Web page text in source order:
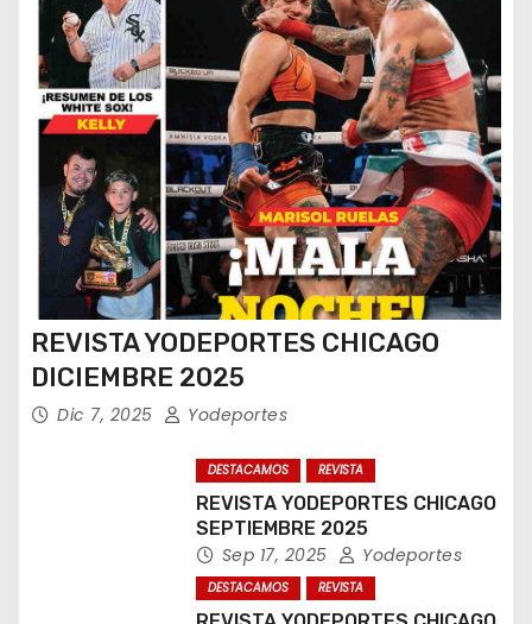
REVISTA YODEPORTES CHICAGO
DICIEMBRE 2025
Dic 7, 2025 Yodeportes
DESTACAMOS REVISTA
REVISTA YODEPORTES CHICAGO
SEPTIEMBRE 2025
Sep 17, 2025 Yodeportes
DESTACAMOS REVISTA